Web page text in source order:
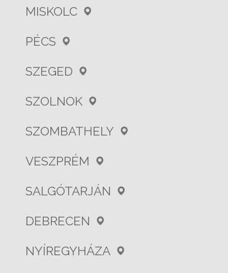
MISKOLC
PÉCS
SZEGED
SZOLNOK
SZOMBATHELY
VESZPRÉM
SALGÓTARJÁN
DEBRECEN
NYÍREGYHÁZA